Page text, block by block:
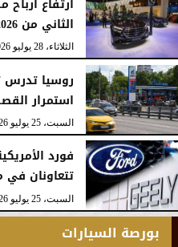
الثاني من 2026
الثلاثاء، 28 يوليو 2026
روسيا تدرس
استمرار
السبت، 25 يوليو 2026
فورد
تتعاونان
السبت، 25 يوليو 2026
بورصة السيارات